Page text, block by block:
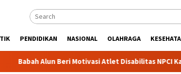
PENDIDIKAN NASIONAL OLAHRAGA
Alun Beri Motivasi Atlet Disabilitas NPCI